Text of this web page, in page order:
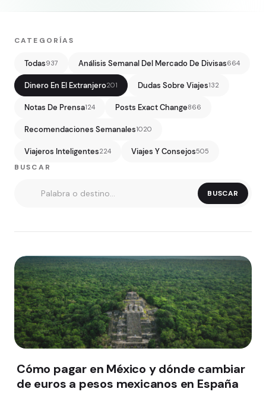
CATEGORÍAS
Todas937 Análisis Semanal Del Mercado De Divisas664
Dinero En El Extranjero201 Dudas Sobre Viajes132
Notas De Prensa124 Posts Exact Change866
Recomendaciones Semanales1020
Viajeros Inteligentes224 Viajes Y Consejos505
BUSCAR
BUSCAR
Cómo pagar en México y dónde cambiar
de euros a pesos mexicanos en España